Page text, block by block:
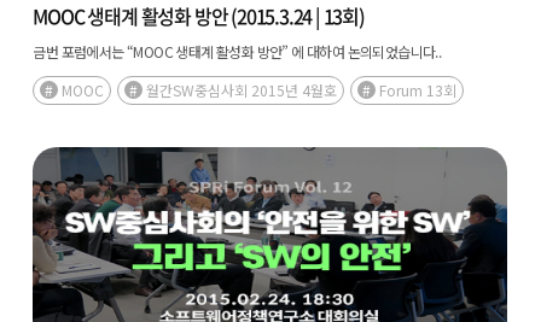
MOOC 생태계 활성화 방안 (2015.3.24 | 13회)
금번 포럼에서는 “MOOC 생태계 활성화 방안” 에 대하여 논의되었습니다..
MOOC
월간SW중심사회 2015년 4월호 Forum 13회